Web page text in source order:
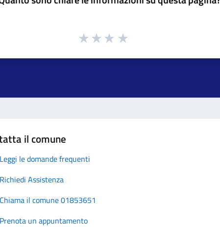
il comune
Leggi le domande frequenti
Richiedi Assistenza
Chiama il comune 01853651
Prenota un appuntamento